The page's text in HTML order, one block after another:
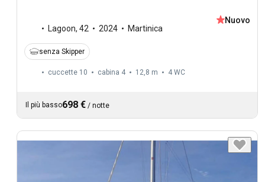
Lagoon, 42 2024 Martinica
Nuovo
senza Skipper
cuccette 10 cabina 4 12,8 m 4 WC
Il più basso698 € / notte